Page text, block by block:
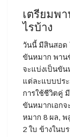
เตรียมพ
ไรบ้าง
วันนี้ มีสินสอด
ขันหมาก พาน
จะแบ่งเป็นขั
แต่ละแบบปร
การใช้ชีวิตคู่
ขันหมากเอกจ
หมาก 8 ผล, พ
2 ใบ ข้างในบ